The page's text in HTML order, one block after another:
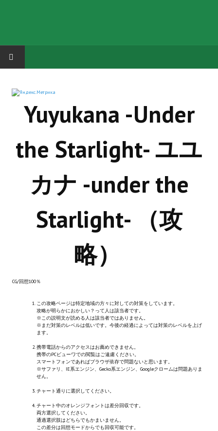
Завершённые проекты
Русская биржа
Aliens vs Predator 2 (Русские субтитры)
Dungeon Siege 2 Legendary Mod (Русские субтитры)
Новый ГГ
Теневой кардинал для Скайрима
Работы Alexandra10
Kitana HGEC
Apella CBBE SSE BodySlide (with Physics)
Apella 2.0 CBBE SSE BodySlide (with Physics)
Kitana CBBE SSE BodySlide (with Physics)
New Light Skyrim SE
SB Corset Armor CBBE SSE BodySlide (with Physics)
Yuyukana -Under
the Starlight- ユユ
カナ -under the
Starlight- （攻
略）
CG/回想100％
この攻略ページは特定地域の方々に対しての対策をしています。
攻略が明らかにおかしい？って人は該当者です。
※この説明文が読める人は該当者ではありません。
※まだ対策のレベルは低いです。今後の経過によっては対策のレベルを上げ
ます。
携帯電話からのアクセスはお薦めできません。
携帯のPCビューワでの閲覧はご遠慮ください。
スマートフォンであればブラウザ依存で問題ないと思います。
※サファリ、IE系エンジン、Gecko系エンジン、Googleクロームは問題ありま
せん。
チャート通りに選択してください。
チャート中のオレンジフォントは差分回収です。
両方選択してください。
通過選択肢はどちらでもかまいません。
この差分は回想モードからでも回収可能です。